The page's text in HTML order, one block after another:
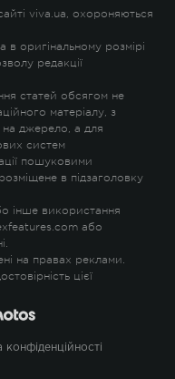
viva.ua, охороняються
в оригінальному розмірі
редакції
статей обсягом не
матеріалу, з
джерело, а для
систем
пошуковими
в підзаголовку
інше використання
або
на правах реклами.
цієї
конфіденційності